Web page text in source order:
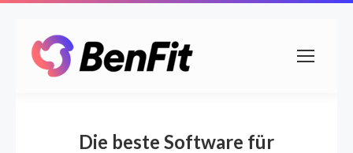
Die beste Software für